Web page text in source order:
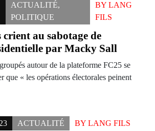
ACTUALITÉ,
POLITIQUE
BY LANG
FILS
crient au sabotage de
par Macky Sall
autour de la plateforme FC25 se
que « les opérations électorales peinent
ACTUALITÉ BY LANG FILS